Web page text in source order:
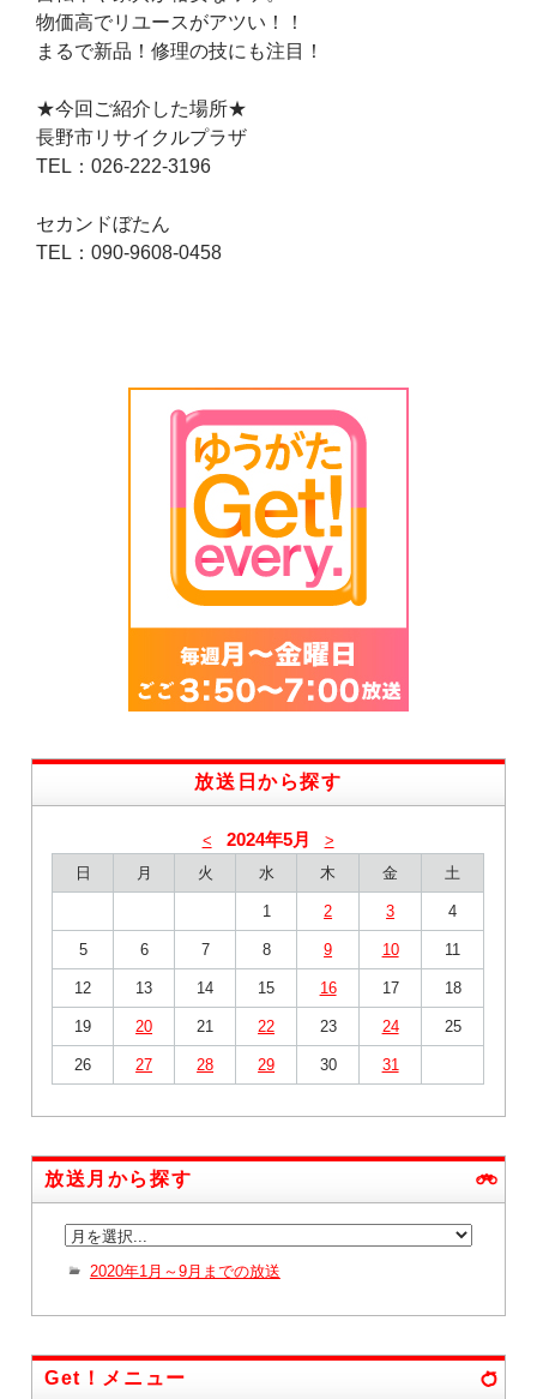
物価高でリユースがアツい！！
まるで新品！修理の技にも注目！
★今回ご紹介した場所★
長野市リサイクルプラザ
TEL：026-222-3196
セカンドぼたん
TEL：090-9608-0458
放送日から探す
< 2024年5月
>
日
月 火 水 木 金 土
1 2 3 4
5 6 7 8 9 10 11
12 13 14 15 16 17 18
19 20 21 22 23 24 25
26 27 28 29 30 31
放送月から探す
2020年1月～9月までの放送
Get！メニュー